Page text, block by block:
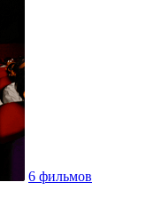
6 фильмов